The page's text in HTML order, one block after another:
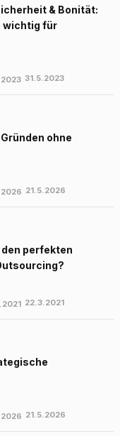
& Bonität:
wichtig für
31.5.2023
ohne
21.5.2026
perfekten
22.3.2021
21.5.2026